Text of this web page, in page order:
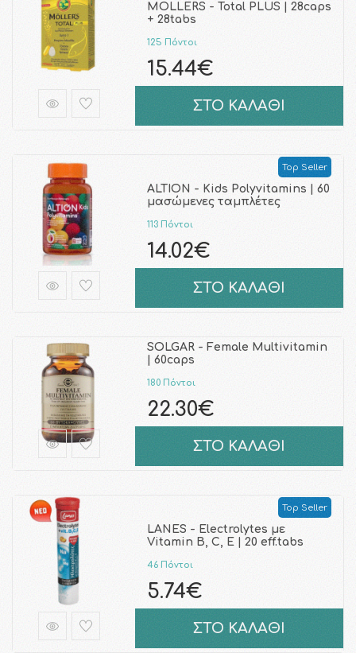
MOLLERS - Total PLUS | 28caps
+ 28tabs
125 Πόντοι
15.44€
ΣΤΟ ΚΑΛΑΘΙ
Top Seller
ALTION - Kids Polyvitamins | 60
μασώμενες ταμπλέτες
113 Πόντοι
14.02€
ΣΤΟ ΚΑΛΑΘΙ
SOLGAR - Female Multivitamin
| 60caps
180 Πόντοι
22.30€
ΣΤΟ ΚΑΛΑΘΙ
Top Seller
LANES - Electrolytes με
Vitamin B, C, E | 20 eff.tabs
46 Πόντοι
5.74€
ΣΤΟ ΚΑΛΑΘΙ